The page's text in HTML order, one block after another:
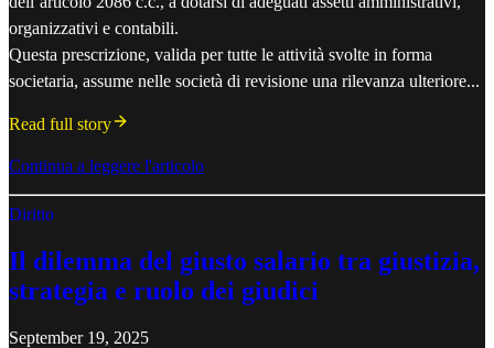
organizzativi e contabili.
Questa prescrizione, valida per tutte le attività svolte in forma
societaria, assume nelle società di revisione una rilevanza ulteriore...
Read full story
Continua a leggere l'articolo
Diritto
Il dilemma del giusto salario tra giustizia,
strategia e ruolo dei giudici
September 19, 2025